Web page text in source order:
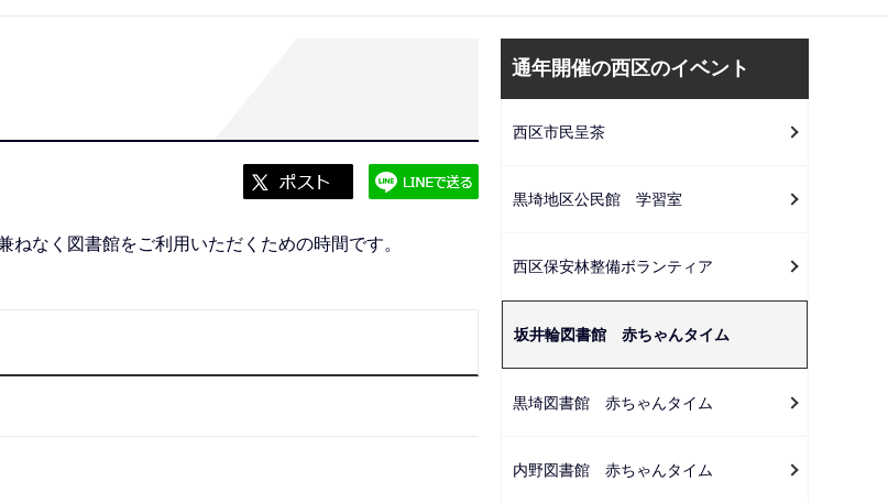
なく図書館をご利用いただくための時間です。
サ
ビ
ー
ョ
ン
こ
か
通年開催の西区のイベント
西区市民呈茶
黒埼地区公民館 学習室
西区保安林整備ボランティア
坂井輪図書館 赤ちゃんタイム
黒埼図書館 赤ちゃんタイム
内野図書館 赤ちゃんタイム